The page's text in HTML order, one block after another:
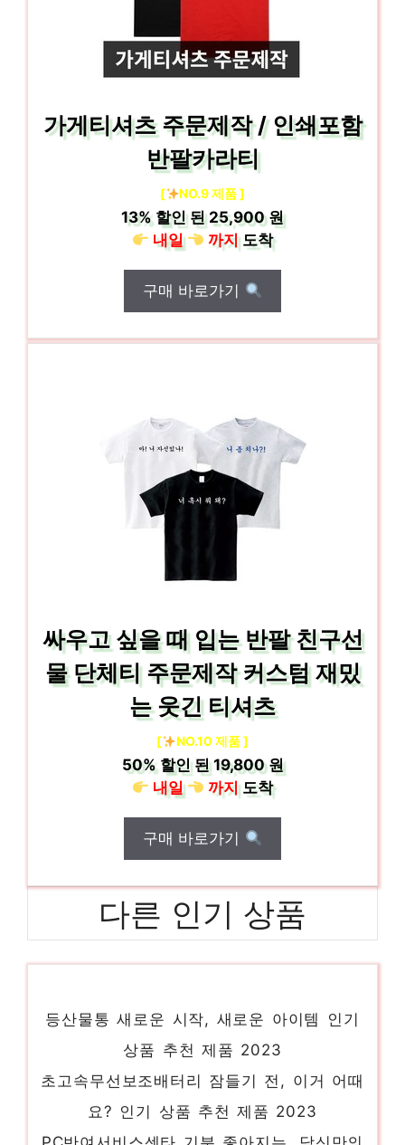
가게티셔츠 주문제작 / 인쇄포함
반팔카라티
[ NO.9 제품 ]
13%할인 된25,900 원
내일
까지도착
구매 바로가기
싸우고 싶을 때 입는 반팔 친구선
물 단체티 주문제작 커스텀 재밌
는 웃긴 티셔츠
[ NO.10 제품 ]
50%할인 된19,800 원
내일
까지도착
구매 바로가기
다른 인기 상품
등산물통 새로운 시작, 새로운 아이템 인기
상품 추천 제품 2023
초고속무선보조배터리 잠들기 전, 이거 어때
요? 인기 상품 추천 제품 2023
PC반여서비스센타 기분 좋아지는, 당신만의